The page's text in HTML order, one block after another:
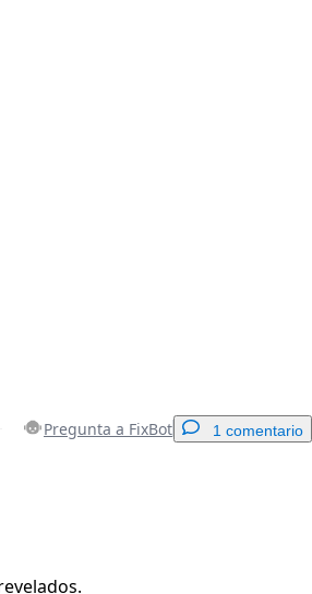
Pregunta a FixBot 1 comentario